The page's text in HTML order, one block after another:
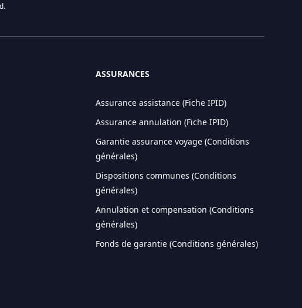
ASSURANCES
Assurance assistance (Fiche IPID)
Assurance annulation (Fiche IPID)
Garantie assurance voyage (Conditions
générales)
Dispositions communes (Conditions
générales)
Annulation et compensation (Conditions
générales)
Fonds de garantie (Conditions générales)